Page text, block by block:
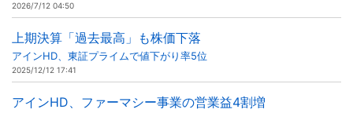
2026/7/12 04:50
上期決算「過去最高」も株価下落
アインHD、東証プライムで値下がり率5位
2025/12/12 17:41
アインHD、ファーマシー事業の営業益4割増